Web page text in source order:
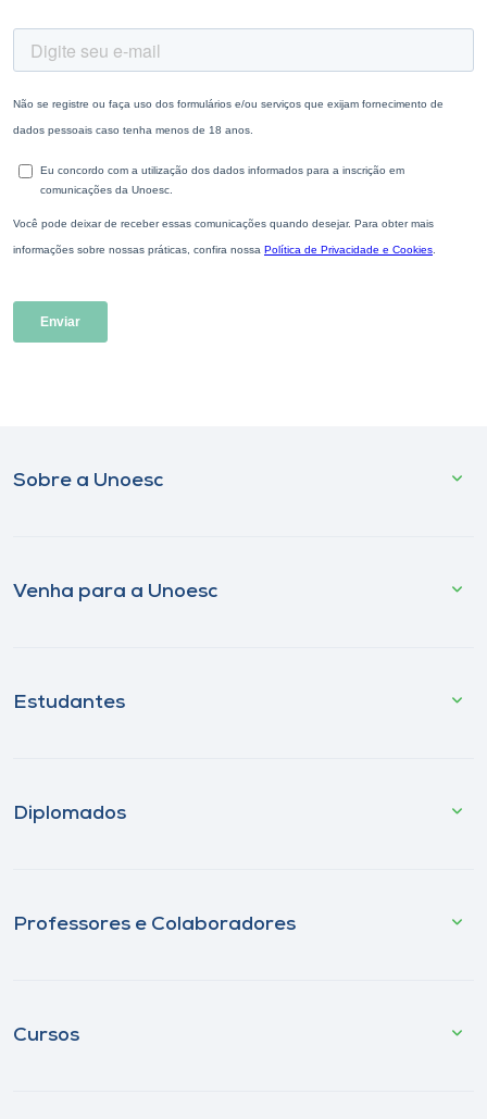
Sobre a Unoesc
Venha para a Unoesc
Estudantes
Diplomados
Professores e Colaboradores
Cursos